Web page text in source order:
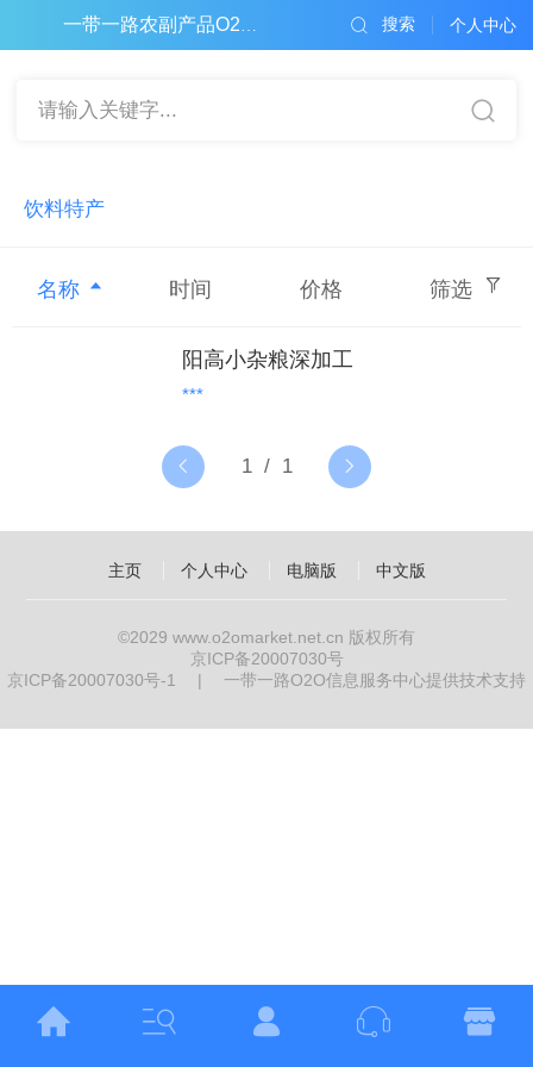
一带一路农副产品O2O电子商务平台 个人中心
搜索
请输入关键字...
饮料特产
名称 时间 价格 筛选
阳高小杂粮深加工
***
主页 个人中心 电脑版 中文版
©2029 www.o2omarket.net.cn 版权所有
京ICP备20007030号
京ICP备20007030号-1
| 一带一路O2O信息服务中心提供技术支持